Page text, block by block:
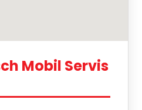
Mobil Servis